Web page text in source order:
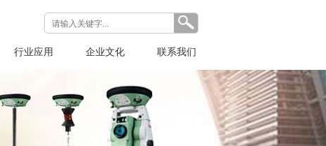
行业应用 企业文化 联系我们